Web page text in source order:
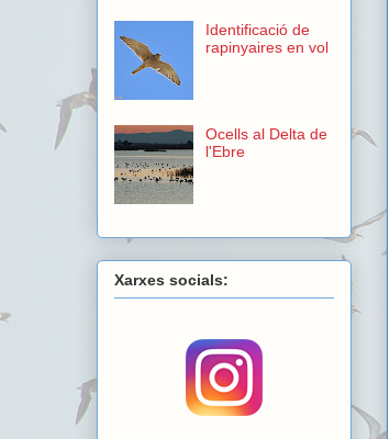
Identificació de
rapinyaires en vol
Ocells al Delta de
l'Ebre
Xarxes socials: